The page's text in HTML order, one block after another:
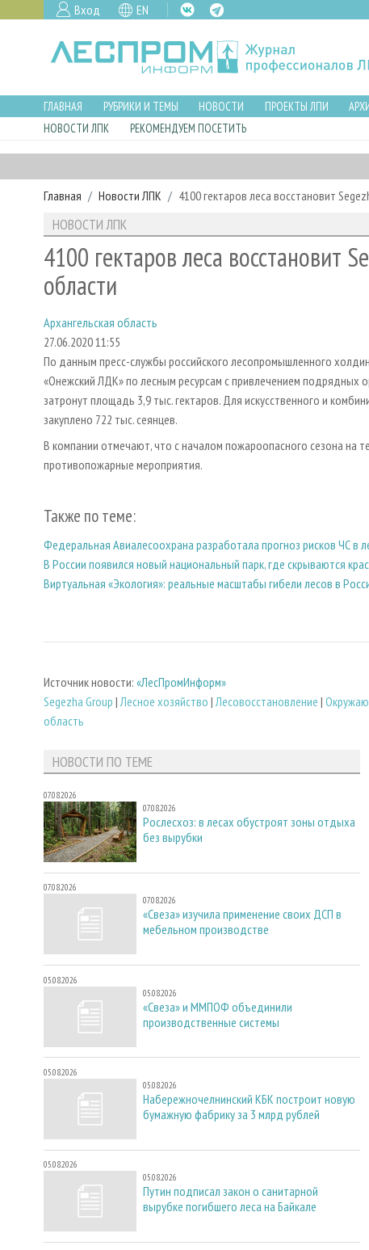
Вход EN
ГЛАВНАЯ РУБРИКИ И ТЕМЫ НОВОСТИ ПРОЕКТЫ ЛПИ
НОВОСТИ ЛПК
РЕКОМЕНДУЕМ ПОСЕТИТЬ
Главная Новости ЛПК 4100 гектаров леса восстановит
НОВОСТИ ЛПК
4100 гектаров леса восстановит
области
Архангельская область
27.06.2020 11:55
По данным пресс-службы российского лесопромышленного
«Онежский ЛДК» по лесным ресурсам с привлечением подрядных
затронут площадь 3,9 тыс. гектаров. Для искусственного и
закуплено 722 тыс. сеянцев.
В компании отмечают, что с началом пожароопасного сезона на
противопожарные мероприятия.
Также по теме:
Федеральная Авиалесоохрана разработала прогноз рисков ЧС в
В России появился новый национальный парк, где скрываются
Виртуальная «Экология»: реальные масштабы гибели лесов в
Источник новости: «ЛесПромИнформ»
Segezha Group |Лесное хозяйство |Лесовосстановление |
область
НОВОСТИ ПО ТЕМЕ
07.08.2026
07.08.2026
Рослесхоз: в лесах обустроят зоны отдыха
без вырубки
07.08.2026
07.08.2026
«Свеза» изучила применение своих ДСП в
мебельном производстве
05.08.2026
05.08.2026
«Свеза» и ММПОФ объединили
производственные системы
05.08.2026
05.08.2026
Набережночелнинский КБК построит новую
бумажную фабрику за 3 млрд рублей
05.08.2026
05.08.2026
Путин подписал закон о санитарной
вырубке погибшего леса на Байкале